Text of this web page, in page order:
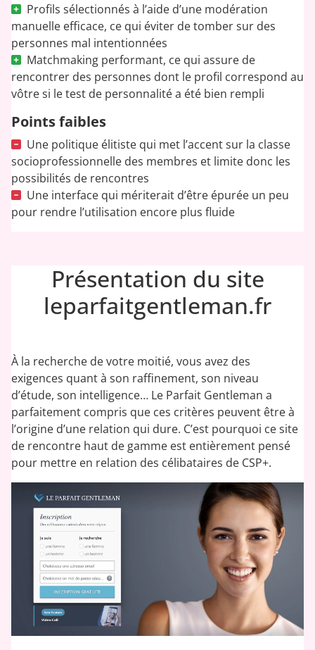
Profils sélectionnés à l’aide d’une modération
manuelle efficace, ce qui éviter de tomber sur des
personnes mal intentionnées
Matchmaking performant, ce qui assure de
rencontrer des personnes dont le profil correspond au
vôtre si le test de personnalité a été bien rempli
Points faibles
Une politique élitiste qui met l’accent sur la classe
socioprofessionnelle des membres et limite donc les
possibilités de rencontres
Une interface qui mériterait d’être épurée un peu
pour rendre l’utilisation encore plus fluide
Présentation du site
leparfaitgentleman.fr
À la recherche de votre moitié, vous avez des
exigences quant à son raffinement, son niveau
d’étude, son intelligence… Le Parfait Gentleman a
parfaitement compris que ces critères peuvent être à
l’origine d’une relation qui dure. C’est pourquoi ce site
de rencontre haut de gamme est entièrement pensé
pour mettre en relation des célibataires de CSP+.